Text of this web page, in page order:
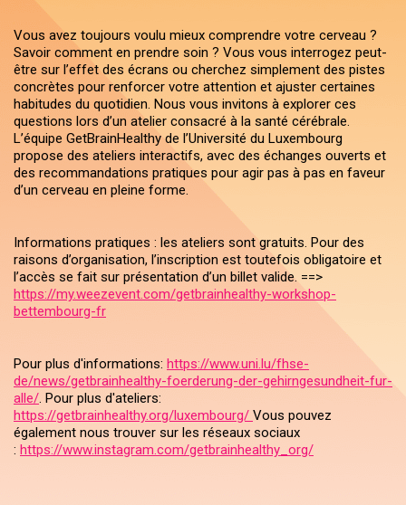
Vous avez toujours voulu mieux comprendre votre cerveau ?
Savoir comment en prendre soin ? Vous vous interrogez peut-
être sur l’effet des écrans ou cherchez simplement des pistes
concrètes pour renforcer votre attention et ajuster certaines
habitudes du quotidien. Nous vous invitons à explorer ces
questions lors d’un atelier consacré à la santé cérébrale.
L’équipe GetBrainHealthy de l’Université du Luxembourg
propose des ateliers interactifs, avec des échanges ouverts et
des recommandations pratiques pour agir pas à pas en faveur
d’un cerveau en pleine forme.
Informations pratiques : les ateliers sont gratuits. Pour des
raisons d’organisation, l’inscription est toutefois obligatoire et
l’accès se fait sur présentation d’un billet valide. ==>
https://my.weezevent.com/getbrainhealthy-workshop-
bettembourg-fr
Pour plus d'informations: https://www.uni.lu/fhse-
de/news/getbrainhealthy-foerderung-der-gehirngesundheit-fur-
alle/. Pour plus d'ateliers:
https://getbrainhealthy.org/luxembourg/ Vous pouvez
également nous trouver sur les réseaux sociaux
: https://www.instagram.com/getbrainhealthy_org/